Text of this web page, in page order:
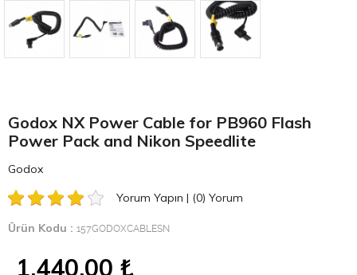
Godox NX Power Cable for PB960 Flash
Power Pack and Nikon Speedlite
Godox
Yorum Yapın | (0) Yorum
Ürün Kodu : 157GODOXCABLESN
1.440,00 ₺